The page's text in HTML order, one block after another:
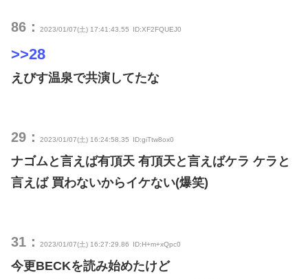
86： 2023/01/07(土) 17:41:43.55 ID:XF2FQUEJ0
>>28
えびす温泉で共演してたな
29： 2023/01/07(土) 16:24:58.35 ID:giTtw8ox0
ナゴムと言えば有頂天 有頂天と言えばケラ ケラと
言えば 買わないからイケない(爆笑)
31： 2023/01/07(土) 16:27:29.86 ID:H+m+xQpc0
今更BECKを読み始めたけど